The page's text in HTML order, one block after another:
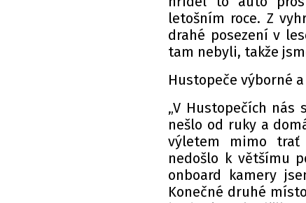
letošním roce. Z
drahé posezení v
tam nebyli, takže
Hustopeče výborné
„V Hustopečích
nešlo od ruky a
výletem mimo trať
nedošlo k většímu
onboard kamery
Konečné druhé